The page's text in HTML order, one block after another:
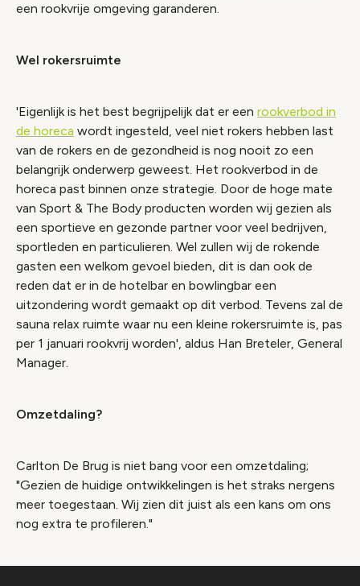
een rookvrije omgeving garanderen.
Wel rokersruimte
'Eigenlijk is het best begrijpelijk dat er een rookverbod in
de horeca wordt ingesteld, veel niet rokers hebben last
van de rokers en de gezondheid is nog nooit zo een
belangrijk onderwerp geweest. Het rookverbod in de
horeca past binnen onze strategie. Door de hoge mate
van Sport & The Body producten worden wij gezien als
een sportieve en gezonde partner voor veel bedrijven,
sportleden en particulieren. Wel zullen wij de rokende
gasten een welkom gevoel bieden, dit is dan ook de
reden dat er in de hotelbar en bowlingbar een
uitzondering wordt gemaakt op dit verbod. Tevens zal de
sauna relax ruimte waar nu een kleine rokersruimte is, pas
per 1 januari rookvrij worden', aldus Han Breteler, General
Manager.
Omzetdaling?
Carlton De Brug is niet bang voor een omzetdaling;
"Gezien de huidige ontwikkelingen is het straks nergens
meer toegestaan. Wij zien dit juist als een kans om ons
nog extra te profileren."